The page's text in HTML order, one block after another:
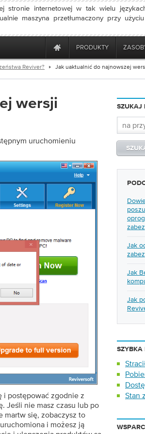
stronie internetowej w tak wielu
maszyna przetłumaczony przy
PRODUKTY
Reviver? Jak uaktualnić do najnowszej
wersji
uruchomieniu
i postępować zgodnie z
Jeśli nie masz czasu lub po
martw się, zobaczysz to
i możesz ją
SZUKAJ
Jak
Jak
Jak
SZYBKA
Stan